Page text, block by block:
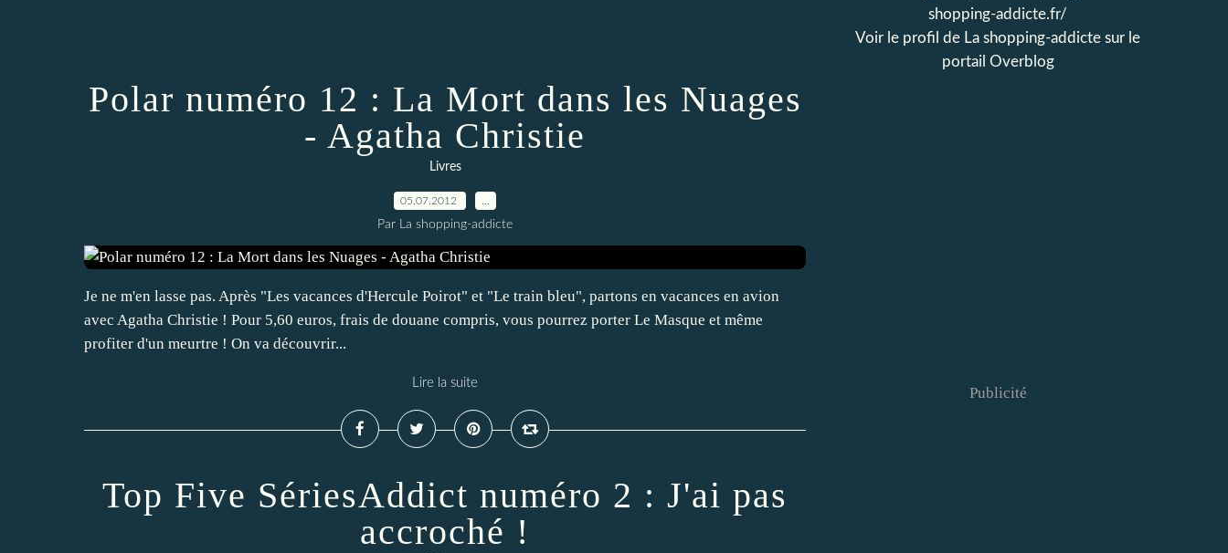
Polar numéro 12 : La Mort dans les Nuages
- Agatha Christie
Livres
05.07.2012
Par La shopping-addicte
Je ne m'en lasse pas. Après "Les vacances d'Hercule Poirot" et "Le train bleu", partons en vacances en avion
avec Agatha Christie ! Pour 5,60 euros, frais de douane compris, vous pourrez porter Le Masque et même
profiter d'un meurtre ! On va découvrir...
Lire la suite
Top Five SériesAddict numéro 2 : J'ai pas
accroché !
shopping-addicte.fr/
Voir le profil de La shopping-addicte sur le
portail Overblog
Publicité